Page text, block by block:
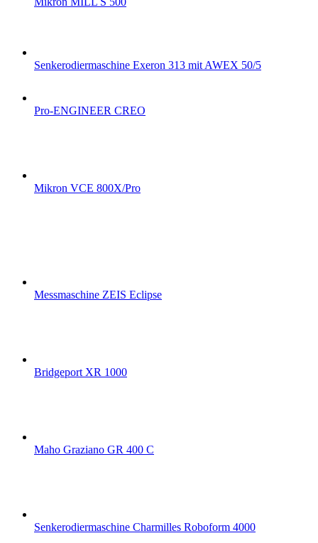
Senkerodiermaschine Exeron 313 mit AWEX 50/5
Pro-ENGINEER CREO
Mikron VCE 800X/Pro
Messmaschine ZEIS Eclipse
Bridgeport XR 1000
Maho Graziano GR 400 C
Senkerodiermaschine Charmilles Roboform 4000